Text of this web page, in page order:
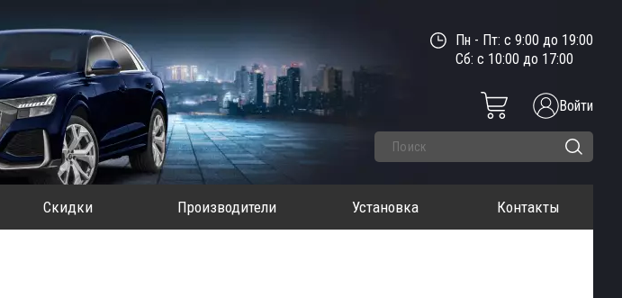
Пн - Пт: с 9:00 до 19:00
Сб: с 10:00 до 17:00
Войти
Скидки Производители Установка Контакты